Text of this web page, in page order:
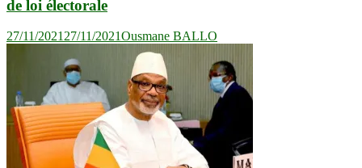
de loi électorale
27/11/202127/11/2021Ousmane BALLO